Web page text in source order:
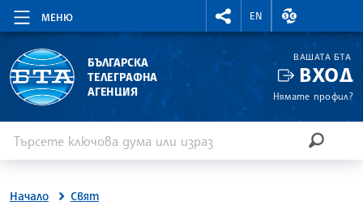
МЕНЮ
RIGHTMENU.SOCIAL
EN
ВАЛУТНИ
БЪЛГАРСКА
ТЕЛЕГРАФНА
АГЕНЦИЯ
ВАШАТА БТА
ВХОД
Нямате профил?
Начало Свят